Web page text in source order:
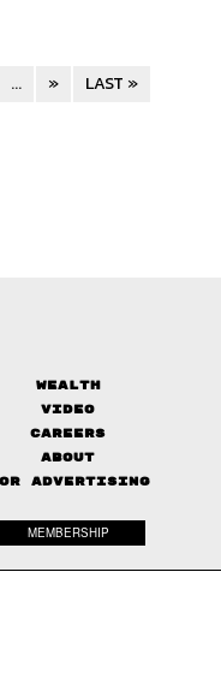
... » LAST »
Wealth
Video
Careers
About
ADVERTISING
MEMBERSHIP